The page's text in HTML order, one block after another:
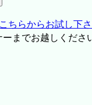
ちらからお試し下
までお越しくださ